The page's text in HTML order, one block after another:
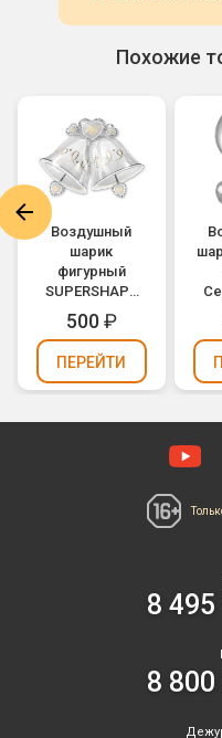
Похожие
Воздушный
шарик
фигурный
SUPERSHAPE
Свадебные
колокола
(1207-0361)
500₽
ПЕРЕЙТИ
8
8